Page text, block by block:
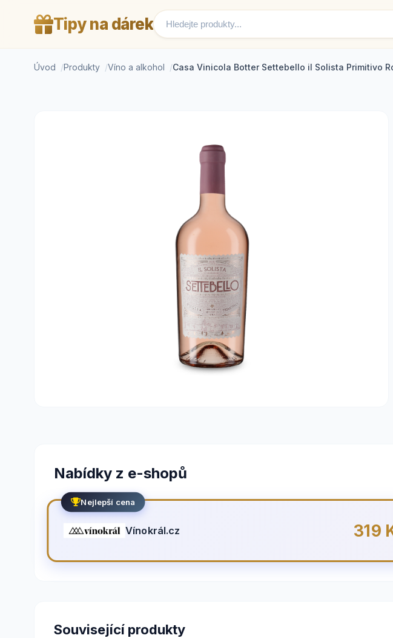
Tipy na dárek
Úvod Produkty Víno a alkohol Casa Vinicola Botter Settebello il Solista Primitivo
Nabídky z e-shopů
Nejlepší cena
Vínokrál.cz 319
Související produkty